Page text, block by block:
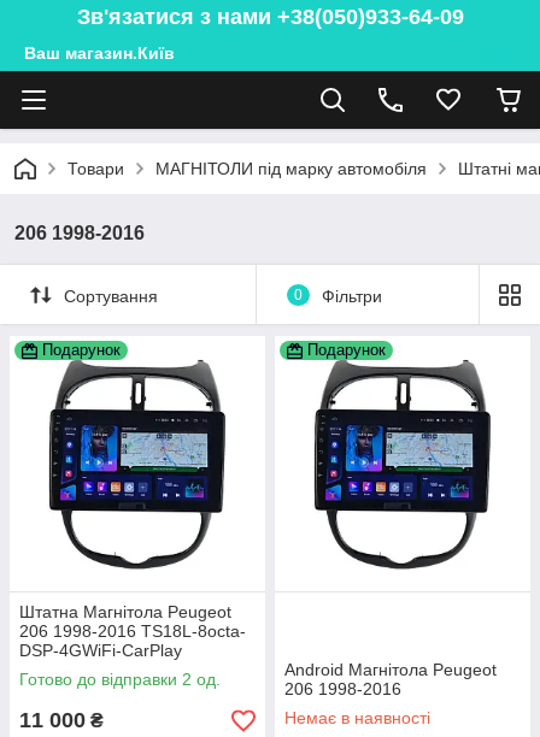
Зв'язатися з нами +38(050)933-64-09
Ваш магазин.Київ
Товари МАГНІТОЛИ під марку автомобіля Штатні
206 1998-2016
Сортування 0 Фільтри
Подарунок
Штатна Магнітола Peugeot
206 1998-2016 TS18L-8octa-
DSP-4GWiFi-CarPlay
Готово до відправки 2 од.
11 000 ₴
Подарунок
Android Магнітола Peugeot
206 1998-2016
Немає в наявності